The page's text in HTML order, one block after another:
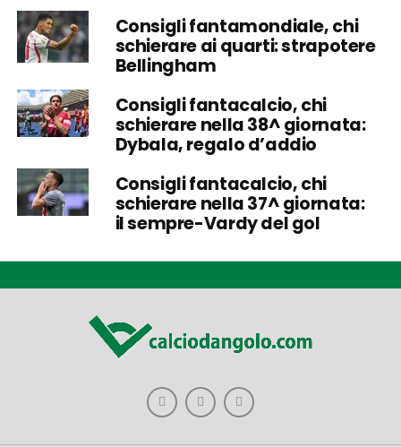
Consigli fantamondiale, chi
schierare ai quarti: strapotere
Bellingham
Consigli fantacalcio, chi
schierare nella 38^ giornata:
Dybala, regalo d’addio
Consigli fantacalcio, chi
schierare nella 37^ giornata:
il sempre-Vardy del gol